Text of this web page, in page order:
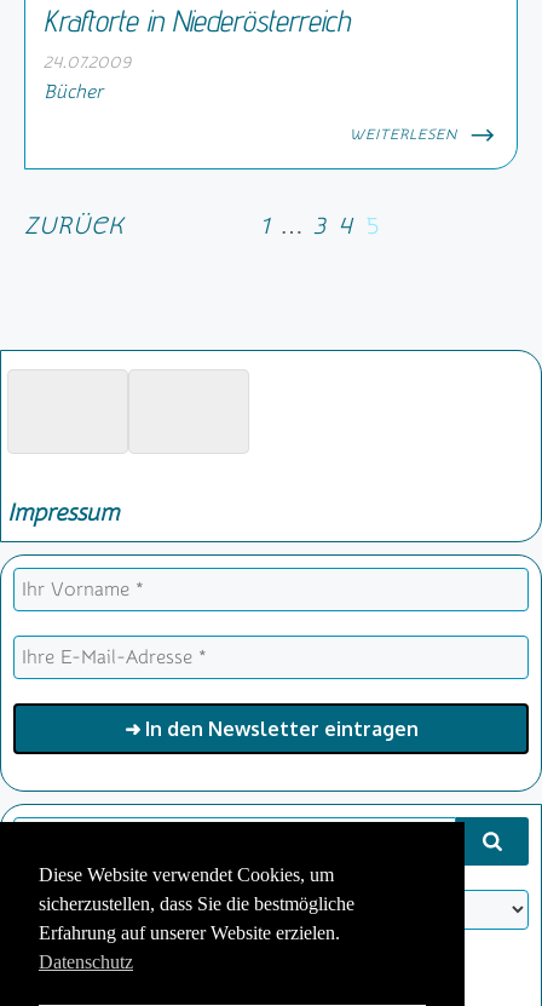
Kraftorte in Niederösterreich
24.07.2009
Bücher
WEITERLESEN
ZURÜCK 1 … 3 4 5
Impressum
Schlagwörter
Diese Website verwendet Cookies, um
sicherzustellen, dass Sie die bestmögliche
Erfahrung auf unserer Website erzielen.
Datenschutz